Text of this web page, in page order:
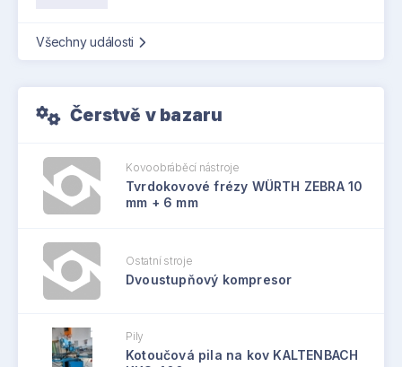
Všechny události
Čerstvě v bazaru
Kovoobráběcí nástroje
Tvrdokovové frézy WÜRTH ZEBRA 10
mm + 6 mm
Ostatní stroje
Dvoustupňový kompresor
Pily
Kotoučová pila na kov KALTENBACH